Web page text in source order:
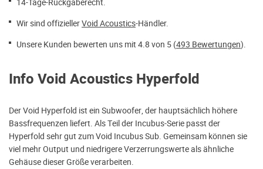
14-Tage-Rückgaberecht.
Wir sind offiziellerVoid Acoustics-Händler.
Unsere Kunden bewerten uns mit 4.8 von 5 (493 Bewertungen).
Info Void Acoustics Hyperfold
Der Void Hyperfold ist ein Subwoofer, der hauptsächlich höhere
Bassfrequenzen liefert. Als Teil der Incubus-Serie passt der
Hyperfold sehr gut zum Void Incubus Sub. Gemeinsam können sie
viel mehr Output und niedrigere Verzerrungswerte als ähnliche
Gehäuse dieser Größe verarbeiten.